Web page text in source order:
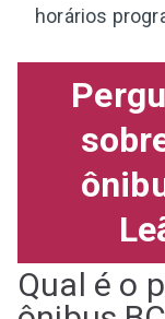
horários
Qual é o